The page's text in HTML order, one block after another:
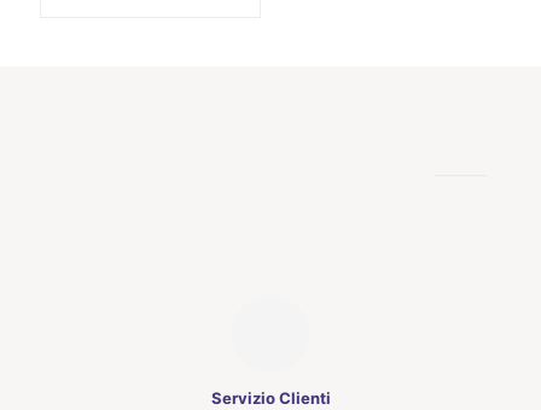
Servizio Clienti